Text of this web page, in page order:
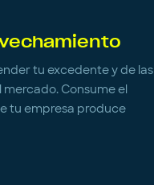
tu excedente y de las
Consume el
tu empresa produce